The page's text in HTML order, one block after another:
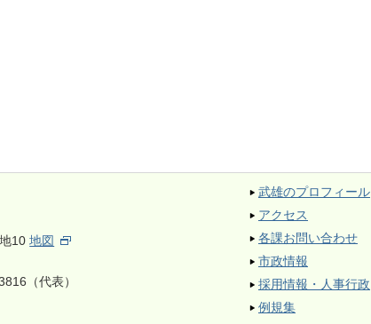
10地図
（代表）
武雄のプロフィール
アクセス
各課お問い合わせ
市政情報
採用情報・人事行政
例規集